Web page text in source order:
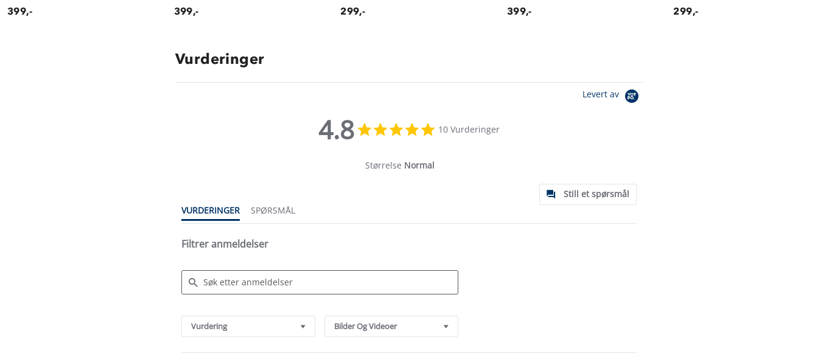
399,-
399,-
299,-
399,-
299,-
Vurderinger
Levert av
4.8
star
10 Vurderinger
Størrelse Normal
Still et spørsmål
VURDERINGER
SPØRSMÅL
Filtrer anmeldelser
Reviews
Vurdering Bilder Og Videoer